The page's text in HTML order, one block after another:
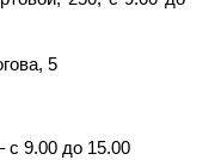
5
с 9.00 до 15.00